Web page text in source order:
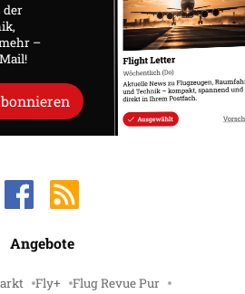
der
–
Angebote
Fly+ Flug Revue Pur